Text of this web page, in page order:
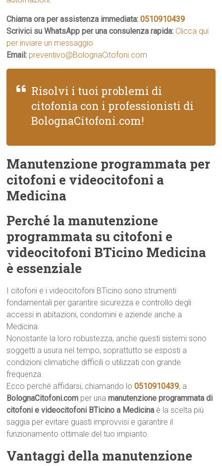
Chiama ora per assistenza immediata:0510910439
Scrivici su WhatsApp per una consulenza rapida: Clicca qui
per inviare un messaggio
Email: preventivo@BolognaCitofoni.com
Risolvi i tuoi problemi di
citofonia con i professionisti di
BolognaCitofoni.com!
Manutenzione programmata per
citofoni e videocitofoni a
Medicina
Perché la manutenzione
programmata su citofoni e
videocitofoni BTicino Medicina
è essenziale
I citofoni e i videocitofoni BTicino sono strumenti
fondamentali per garantire sicurezza e controllo degli
accessi in abitazioni, condomini e aziende anche a
Medicina.
Nonostante la loro robustezza, anche questi sistemi sono
soggetti a usura nel tempo, soprattutto se esposti a
condizioni climatiche difficili o utilizzati con grande
frequenza.
Ecco perché affidarsi, chiamando lo0510910439, a
BolognaCitofoni.com per unamanutenzione programmata di
citofoni e videocitofoni BTicino a Medicina è la scelta più
saggia per evitare guasti improvvisi e garantire il
funzionamento ottimale del tuo impianto.
Vantaggi della manutenzione